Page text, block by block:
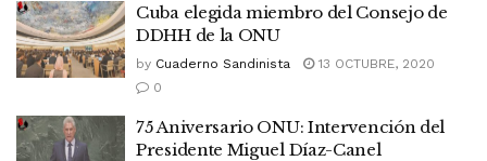
Cuba elegida miembro del Consejo de
DDHH de la ONU
by Cuaderno Sandinista
13 OCTUBRE, 2020
0
75 Aniversario ONU: Intervención del
Presidente Miguel Díaz-Canel